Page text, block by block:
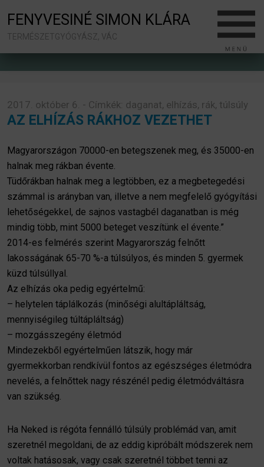
FENYVESINÉ SIMON KLÁRA
TERMÉSZETGYÓGYÁSZ, VÁC
2017. október 6. - Címkék: daganat, elhízás, rák, túlsúly
AZ ELHÍZÁS RÁKHOZ VEZETHET
Magyarországon 70000-en betegszenek meg, és 35000-en
halnak meg rákban évente.
Tüdőrákban halnak meg a legtöbben, ez a megbetegedési
számmal is arányban van, illetve a nem megfelelő gyógyítási
lehetőségekkel, de sajnos vastagbél daganatban is még
mindig több, mint 5000 beteget veszítünk el évente.”
2014-es felmérés szerint Magyarország felnőtt
lakosságának 65-70 %-a túlsúlyos, és minden 5. gyermek
küzd túlsúllyal.
Az elhízás oka pedig egyértelmű:
– helytelen táplálkozás (minőségi alultápláltság,
mennyiségileg túltápláltság)
– mozgásszegény életmód
Mindezekből egyértelműen látszik, hogy már
gyermekkorban rendkívül fontos az egészséges életmódra
nevelés, a felnőttek nagy részénél pedig életmódváltásra
van szükség.
Ha Neked is régóta fennálló túlsúly problémád van, amit
szeretnél megoldani, de az eddig kipróbált módszerek nem
voltak hatásosak, vagy csak szeretnél többet tenni az